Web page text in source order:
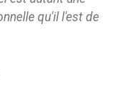
qu'il l'est de